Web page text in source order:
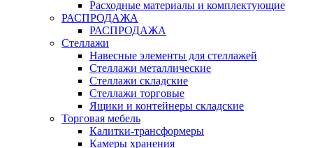
Расходные материалы и комплектующие
РАСПРОДАЖА
РАСПРОДАЖА
Стеллажи
Навесные элементы для стеллажей
Стеллажи металлические
Стеллажи складские
Стеллажи торговые
Ящики и контейнеры складские
Торговая мебель
Калитки-трансформеры
Камеры хранения